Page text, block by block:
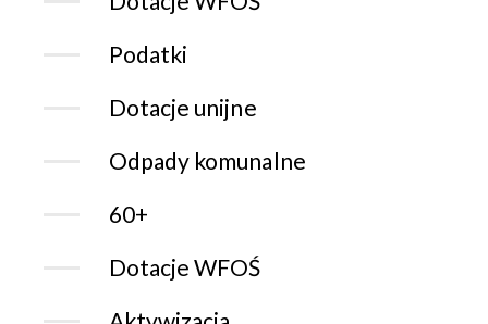
Podatki
Dotacje unijne
Odpady komunalne
60+
Dotacje WFOŚ